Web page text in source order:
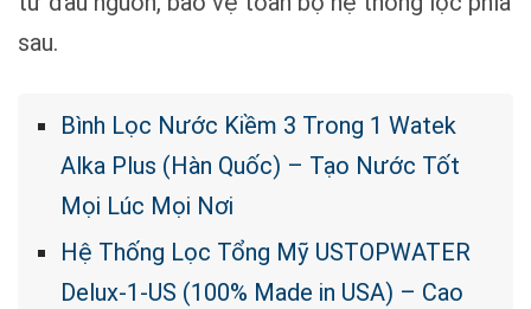
sau.
Bình Lọc Nước Kiềm 3 Trong 1 Watek
Alka Plus (Hàn Quốc) – Tạo Nước Tốt
Mọi Lúc Mọi Nơi
Hệ Thống Lọc Tổng Mỹ USTOPWATER
Delux-1-US (100% Made in USA) – Cao